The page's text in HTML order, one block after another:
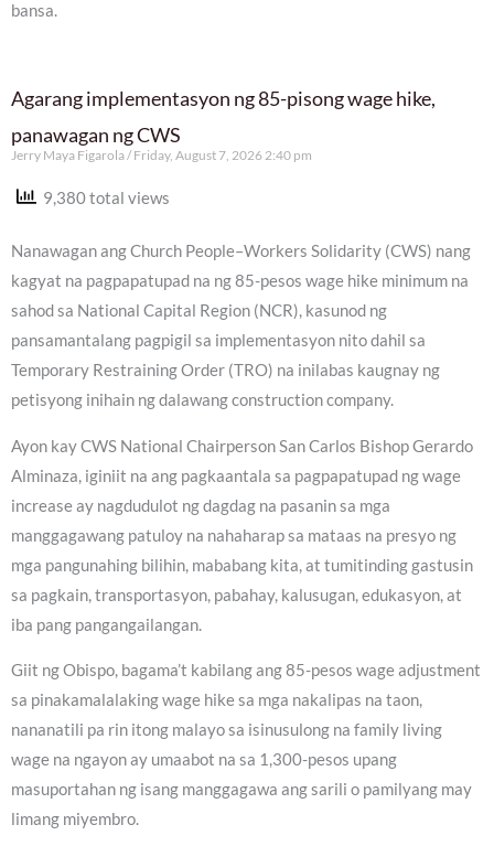
bansa.
Agarang implementasyon ng 85-pisong wage hike,
panawagan ng CWS
Jerry Maya Figarola Friday, August 7, 2026 2:40 pm
9,380 total views
Nanawagan ang Church People–Workers Solidarity (CWS) nang
kagyat na pagpapatupad na ng 85-pesos wage hike minimum na
sahod sa National Capital Region (NCR), kasunod ng
pansamantalang pagpigil sa implementasyon nito dahil sa
Temporary Restraining Order (TRO) na inilabas kaugnay ng
petisyong inihain ng dalawang construction company.
Ayon kay CWS National Chairperson San Carlos Bishop Gerardo
Alminaza, iginiit na ang pagkaantala sa pagpapatupad ng wage
increase ay nagdudulot ng dagdag na pasanin sa mga
manggagawang patuloy na nahaharap sa mataas na presyo ng
mga pangunahing bilihin, mababang kita, at tumitinding gastusin
sa pagkain, transportasyon, pabahay, kalusugan, edukasyon, at
iba pang pangangailangan.
Giit ng Obispo, bagama’t kabilang ang 85-pesos wage adjustment
sa pinakamalalaking wage hike sa mga nakalipas na taon,
nananatili pa rin itong malayo sa isinusulong na family living
wage na ngayon ay umaabot na sa 1,300-pesos upang
masuportahan ng isang manggagawa ang sarili o pamilyang may
limang miyembro.